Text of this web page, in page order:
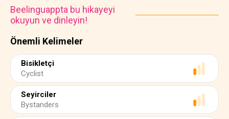
Önemli Kelimeler
Bisikletçi
Cyclist
Seyirciler
Bystanders
Beelinguappta bu hikayeyi
okuyun ve dinleyin!